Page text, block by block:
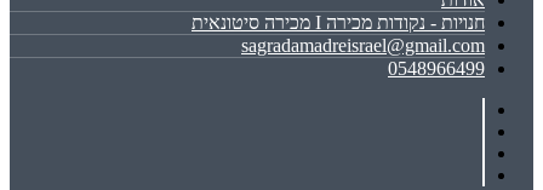
חנויות - נקודות מכירה I מכירה סיטונאית
sagradamadreisrael@gmail.com
0548966499